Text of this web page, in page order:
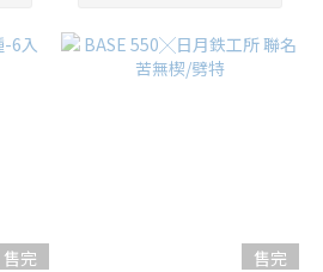
售完
售完